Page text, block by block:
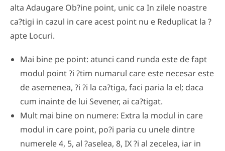
alta Adaugare Ob?ine point, unic ca In zilele noastre
ca?tigi in cazul in care acest point nu e Reduplicat la ?
apte Locuri.
Mai bine pe point: atunci cand runda este de fapt
modul point ?i ?tim numarul care este necesar este
de asemenea, ?i ?i la ca?tiga, faci paria la el; daca
cum inainte de lui Sevener, ai ca?tigat.
Mult mai bine on numere: Extra la modul in care
modul in care point, po?i paria cu unele dintre
numerele 4, 5, al ?aselea, 8, IX ?i al zecelea, iar in